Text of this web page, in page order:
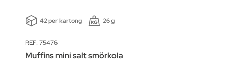
42 per kartong 26 g
REF: 75476
Muffins mini salt smörkola